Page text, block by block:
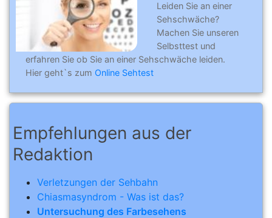
Leiden Sie an einer
Sehschwäche?
Machen Sie unseren
Selbsttest und
erfahren Sie ob Sie an einer Sehschwäche leiden.
Hier geht`s zum Online Sehtest
Empfehlungen aus der
Redaktion
Verletzungen der Sehbahn
Chiasmasyndrom - Was ist das?
Untersuchung des Farbesehens